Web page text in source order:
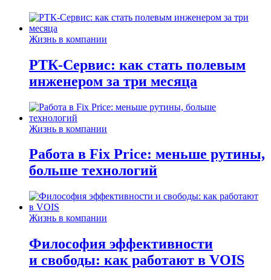
Жизнь в компании
РТК-Сервис: как стать полевым
инженером за три месяца
Жизнь в компании
Работа в Fix Price: меньше рутины,
больше технологий
Жизнь в компании
Философия эффективности
и свободы: как работают в VOIS